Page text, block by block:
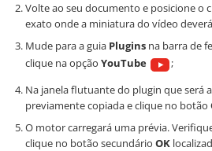
Volte ao seu documento e posicione o
exato onde a miniatura do vídeo
Mude para a guia Plugins na barra de
clique na opção YouTube
;
Na janela flutuante do plugin que será
previamente copiada e clique no botão
O motor carregará uma prévia.
clique no botão secundário OK